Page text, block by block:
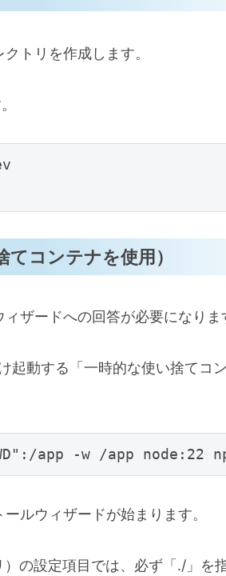
トリを作成します。
コンテナを使用）
ザードへの回答が必要になりま
起動する「一時的な使い捨てコ
ルウィザードが始まります。
の設定項目では、必ず「./」を